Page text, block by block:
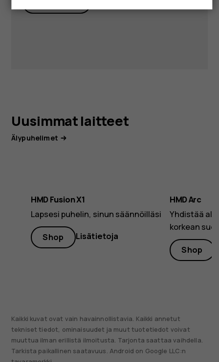
Uusimmat laitteet
Älypuhelimet
HMD Fusion X1
Lapsesi puhelin, sinun säännöilläsi
Shop Lisätietoja
HMD Arc
Yhdistää
korkean
Shop
Kaikki kuvat ovat vain havainnollistavia. Kaikki annetut
tekniset tiedot, ominaisuudet ja muut tuotetiedot voivat
muuttua ilman erillistä ilmoitusta. Tarjonta saattaa vaihdella.
Tarkista paikallinen saatavuus. Android on Google LLC:n